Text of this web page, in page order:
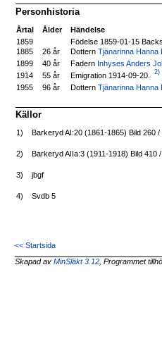
Personhistoria
Årtal Ålder
Händelse
1859
Födelse 1859-01-15
1885 26 år DotternTjänarinna Hanna
1899
40 år Fadern Inhyses Anders
1914
55 år Emigration 1914-09-20. 2)
1955 96 år DotternTjänarinna Hanna
Källor
1) Barkeryd AI:20 (1861-1865) Bild 260
2) Barkeryd AIIa:3 (1911-1918) Bild 410
3) jbgf
4) Svdb 5
<< Startsida
Skapad avMinSläkt 3.12 , Programmet